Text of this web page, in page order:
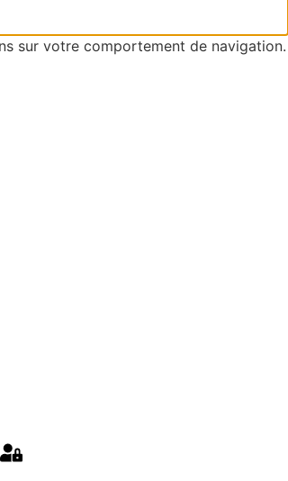
sur votre comportement de navigation.